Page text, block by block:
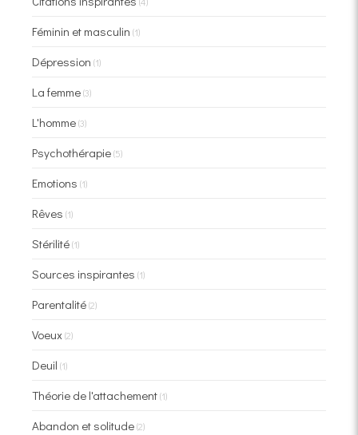
Féminin et masculin (1)
Dépression (1)
La femme(3)
L'homme(3)
Psychothérapie(5)
Emotions (1)
Rêves (1)
Stérilité(1)
Sources inspirantes (1)
Parentalité(2)
Voeux(2)
Deuil (1)
Théorie de l'attachement(1)
Abandon et solitude(2)